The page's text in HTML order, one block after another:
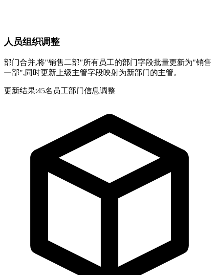
人员组织调整
部门合并,将"销售二部"所有员工的部门字段批量更新为"销售
一部",同时更新上级主管字段映射为新部门的主管。
更新结果:45名员工部门信息调整